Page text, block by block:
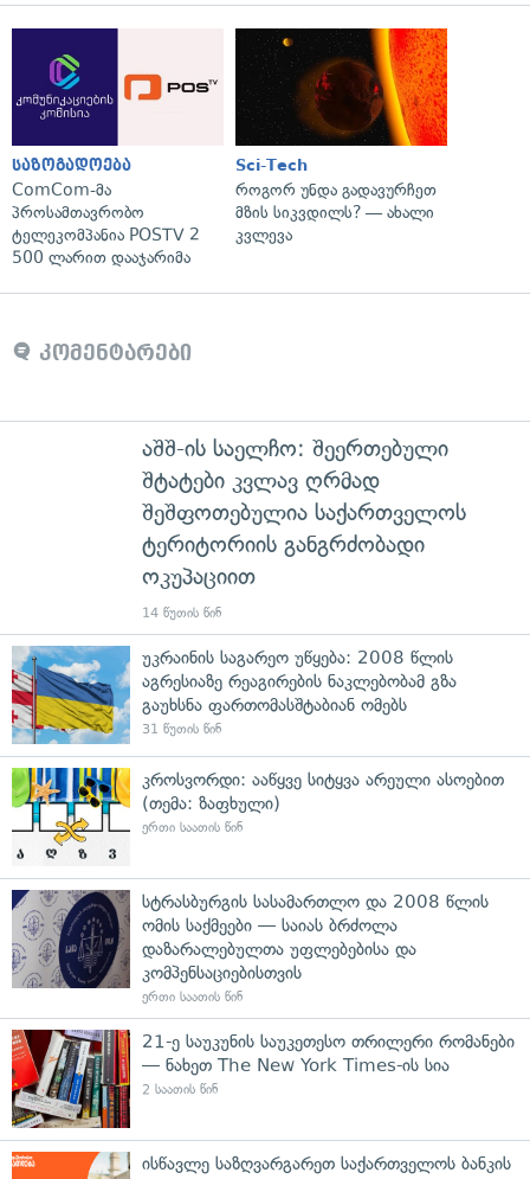
საზოგადოება
ComCom-მა
პროსამთავრობო
ტელეკომპანია POSTV 2
500 ლარით დააჯარიმა
Sci-Tech
როგორ უნდა გადავურჩეთ
მზის სიკვდილს? — ახალი
კვლევა
კომენტარები
აშშ-ის საელჩო: შეერთებული
შტატები კვლავ ღრმად
შეშფოთებულია საქართველოს
ტერიტორიის განგრძობადი
ოკუპაციით
14 წუთის წინ
უკრაინის საგარეო უწყება: 2008 წლის
აგრესიაზე რეაგირების ნაკლებობამ გზა
გაუხსნა ფართომასშტაბიან ომებს
31 წუთის წინ
კროსვორდი: ააწყვე სიტყვა არეული ასოებით
(თემა: ზაფხული)
ერთი საათის წინ
სტრასბურგის სასამართლო და 2008 წლის
ომის საქმეები — საიას ბრძოლა
დაზარალებულთა უფლებებისა და
კომპენსაციებისთვის
ერთი საათის წინ
21-ე საუკუნის საუკეთესო თრილერი რომანები
— ნახეთ The New York Times-ის სია
2 საათის წინ
ისწავლე საზღვარგარეთ საქართველოს ბანკის